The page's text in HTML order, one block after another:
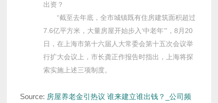
出资？
“截至去年底，全市城镇既有住房建筑面积超过
7.6亿平方米，大量房屋开始步入‘中老年’”，8月20
日，在上海市第十六届人大常委会第十五次会议举
行扩大会议上，市长龚正作报告时指出，上海将探
索实施上述三项制度。
Source: 房屋养老金引热议 谁来建立谁出钱？_公司频